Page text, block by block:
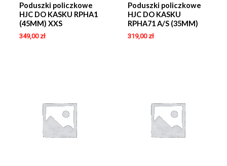
Poduszki policzkowe
HJC DO KASKU RPHA1
(45MM) XXS
349,00 zł
Poduszki policzkowe
HJC DO KASKU
RPHA71 A/S (35MM)
319,00 zł